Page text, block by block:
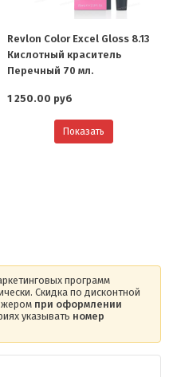
Revlon Color Excel Gloss 8.13
Кислотный краситель
Перечный 70 мл.
1 250.00 руб
Показать
программ
Скидка по дисконтной
при оформлении
указывать номер